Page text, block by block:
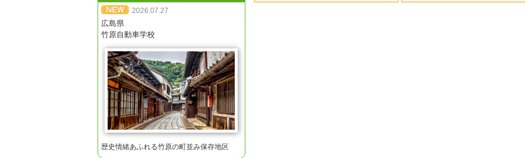
2026.07.27
広島県
竹原自動車学校
歴史情緒あふれる竹原の町並み保存地区